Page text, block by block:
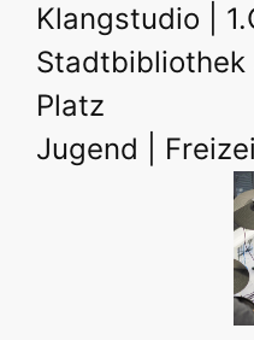
Klangstudio |
Stadtbibliothek
Platz
Jugend |